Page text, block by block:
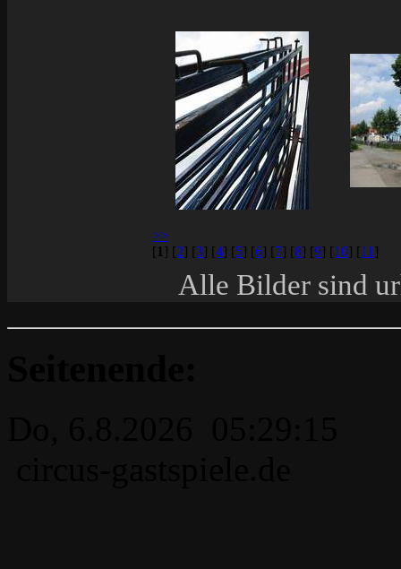
>>
[ 1 ] [2] [3] [4] [5] [6] [7] [8] [9] [10] [11 ]
Alle Bilder sind